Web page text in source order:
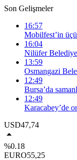
Son Gelişmeler
16:57
Mobilfest’in
16:04
Nilüfer
13:59
Osmangazi
12:49
Bursa’da
12:49
Karacabey’de
USD47,74
%0.18
EURO55,25